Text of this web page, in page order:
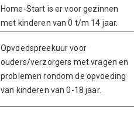
Home-Start is er voor gezinnen
met kinderen van 0 t/m 14 jaar.
Opvoedspreekuur voor
ouders/verzorgers met vragen en
problemen rondom de opvoeding
van kinderen van 0-18 jaar.